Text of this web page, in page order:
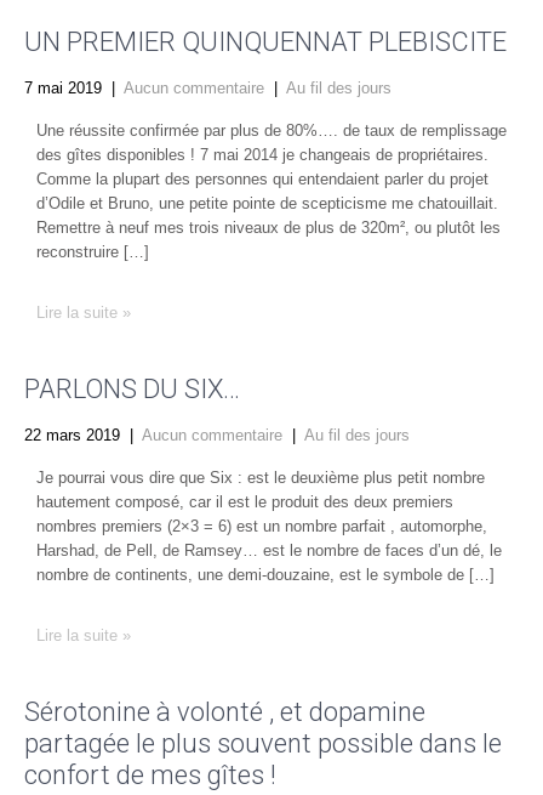
UN PREMIER QUINQUENNAT PLEBISCITE
7 mai 2019 Aucun commentaire Au fil des jours
Une réussite confirmée par plus de 80%…. de taux de remplissage
des gîtes disponibles ! 7 mai 2014 je changeais de propriétaires.
Comme la plupart des personnes qui entendaient parler du projet
d’Odile et Bruno, une petite pointe de scepticisme me chatouillait.
Remettre à neuf mes trois niveaux de plus de 320m², ou plutôt les
reconstruire […]
Lire la suite »
PARLONS DU SIX…
22 mars 2019 Aucun commentaire Au fil des jours
Je pourrai vous dire que Six : est le deuxième plus petit nombre
hautement composé, car il est le produit des deux premiers
nombres premiers (2×3 = 6) est un nombre parfait , automorphe,
Harshad, de Pell, de Ramsey… est le nombre de faces d’un dé, le
nombre de continents, une demi-douzaine, est le symbole de […]
Lire la suite »
Sérotonine à volonté , et dopamine
partagée le plus souvent possible dans le
confort de mes gîtes !